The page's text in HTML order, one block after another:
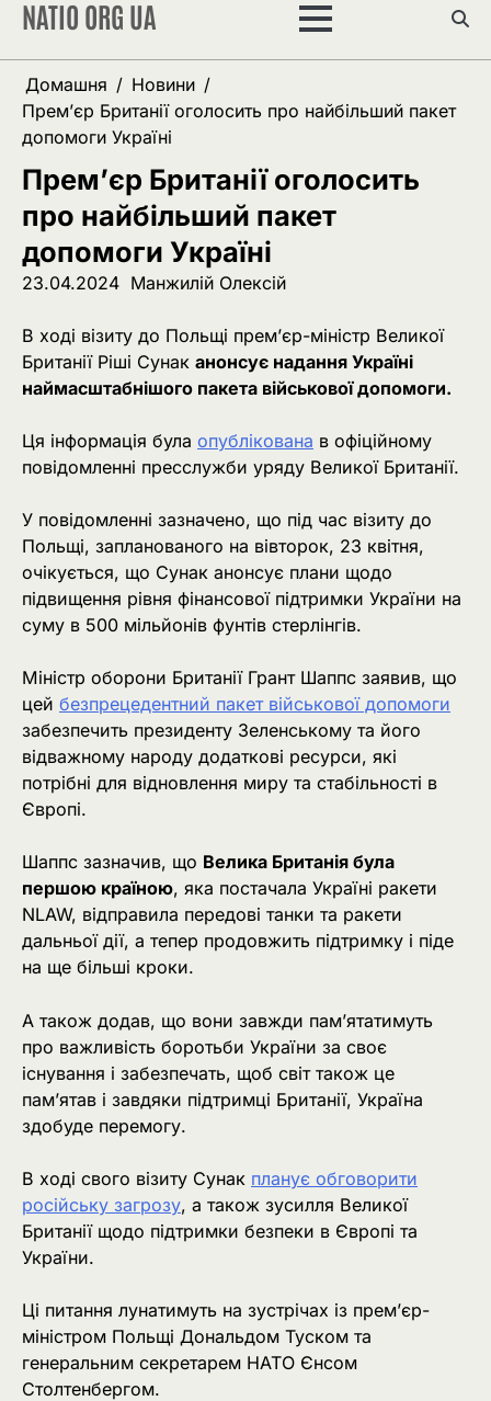
Перейти
вмісту
NATIO ORG UA
Домашня
Новини
Прем’єр Британії оголосить про найбільший пакет
допомоги Україні
Прем’єр Британії оголосить
про найбільший пакет
допомоги Україні
23.04.2024 Манжилій Олексій
В ході візиту до Польщі прем’єр-міністр Великої
Британії Ріші Сунак анонсує надання Україні
наймасштабнішого пакета військової допомоги.
Ця інформація була опублікована в офіційному
повідомленні пресслужби уряду Великої Британії.
У повідомленні зазначено, що під час візиту до
Польщі, запланованого на вівторок, 23 квітня,
очікується, що Сунак анонсує плани щодо
підвищення рівня фінансової підтримки України на
суму в 500 мільйонів фунтів стерлінгів.
Міністр оборони Британії Грант Шаппс заявив, що
цей безпрецедентний пакет військової допомоги
забезпечить президенту Зеленському та його
відважному народу додаткові ресурси, які
потрібні для відновлення миру та стабільності в
Європі.
Шаппс зазначив, що Велика Британія була
першою країною, яка постачала Україні ракети
NLAW, відправила передові танки та ракети
дальньої дії, а тепер продовжить підтримку і піде
на ще більші кроки.
А також додав, що вони завжди пам’ятатимуть
про важливість боротьби України за своє
існування і забезпечать, щоб світ також це
пам’ятав і завдяки підтримці Британії, Україна
здобуде перемогу.
В ході свого візиту Сунак планує обговорити
російську загрозу, а також зусилля Великої
Британії щодо підтримки безпеки в Європі та
України.
Ці питання лунатимуть на зустрічах із прем’єр-
міністром Польщі Дональдом Туском та
генеральним секретарем НАТО Єнсом
Столтенбергом.